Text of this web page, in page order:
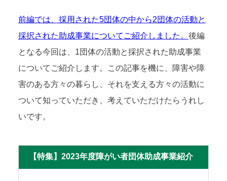
前編では、採用された5団体の中から2団体の活動と
採択された助成事業についてご紹介しました。 後編
となる今回は、1団体の活動と採択された助成事業
についてご紹介します。この記事を機に、障害や障
害のある方々の暮らし、それを支える方々の活動に
ついて知っていただき、考えていただけたらうれし
いです。
【特集】2023年度障がい者団体助成事業紹介